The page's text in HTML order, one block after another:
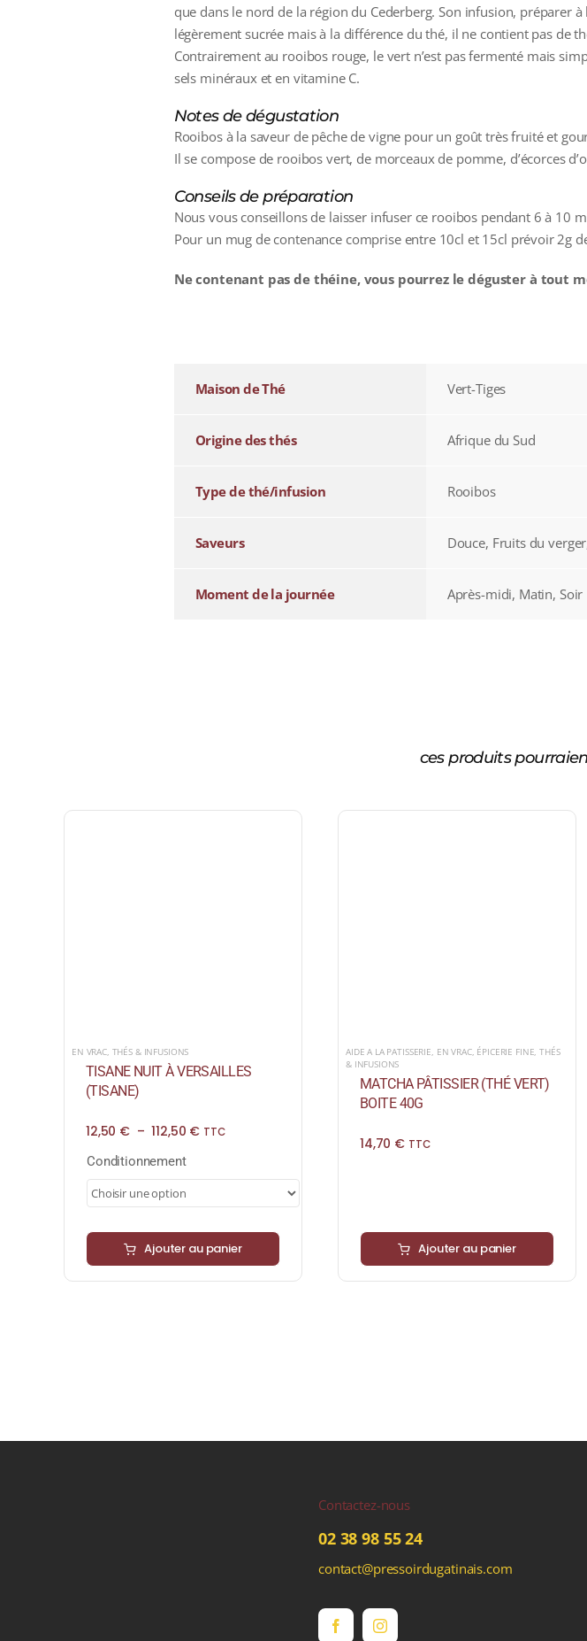
que dans le nord de la région du Cederberg. Son infusion, préparer
légèrement sucrée mais à la différence du thé, il ne contient pas de
Contrairement au rooibos rouge, le vert n’est pas fermenté mais
sels minéraux et en vitamine C.
Notes de dégustation
Rooibos à la saveur de pêche de vigne pour un goût très fruité et
Il se compose de rooibos vert, de morceaux de pomme, d’écorces
Conseils de préparation
Nous vous conseillons de laisser infuser ce rooibos pendant 6 à 10
Pour un mug de contenance comprise entre 10cl et 15cl prévoir 2g
Ne contenant pas de théine, vous pourrez le déguster à tout
Maison de Thé Vert-Tiges
Origine des thés Afrique du Sud
Type de thé/infusion Rooibos
Saveurs Douce, Fruits du
Moment de la journée Après-midi, Matin, Soir
ces produits
EN VRAC, THÉS & INFUSIONS
TISANE NUIT À VERSAILLES
(TISANE)
12,50 € – 112,50 €Plage
TTC
Conditionnement
Ajouter au panier
AIDE A LA PATISSERIE, EN VRAC, ÉPICERIE FINE,THÉS
& INFUSIONS
MATCHA PÂTISSIER (THÉ VERT)
BOITE 40G
14,70 € TTC
Ajouter au panier
Contactez-nous
02 38 98 55 24
contact@pressoirdugatinais.com